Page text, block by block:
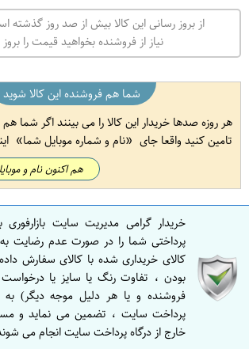
از بروز رسانی این کالا بیش از صد روز
نیاز از فروشنده بخواهید قیمت را
شما هم فروشنده این کالا شوید
هر روزه صدها خریدار این کالا را می بینند اگر شما هم
تامین کنید واقعا جای
نام و شماره موبایل شما
هم اکنون نام و
خریدار گرامی مدیریت سایت
پرداختی شما را در صورت عدم رضایت
کالای خریداری شده با کالای سفارش
بودن ، تفاوت رنگ یا سایز یا
فروشنده و یا هر دلیل موجه دیگر) به
پرداخت سایت ، تضمین می نماید و
خارج از درگاه پرداخت سایت انجام می